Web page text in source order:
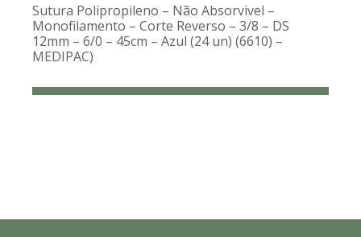
Sutura Polipropileno – Não Absorvivel –
Monofilamento – Corte Reverso – 3/8 – DS
12mm – 6/0 – 45cm – Azul (24 un) (6610) –
MEDIPAC)